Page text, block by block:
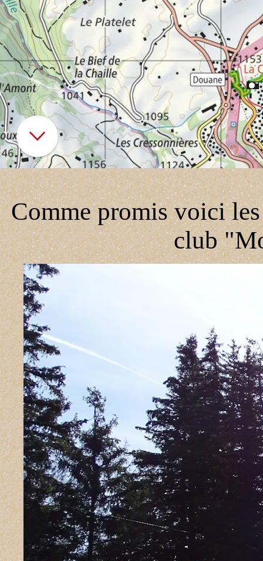
Comme promis voici
club